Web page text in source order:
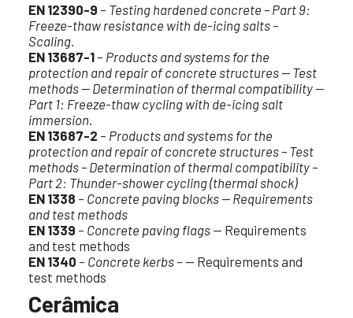
EN 12390-9 – Testing hardened concrete – Part 9:
Freeze-thaw resistance with de-icing salts –
Scaling.
EN 13687-1 – Products and systems for the
protection and repair of concrete structures — Test
methods — Determination of thermal compatibility —
Part 1: Freeze-thaw cycling with de-icing salt
immersion
EN 13687-2 – Products and systems for the
protection and repair of concrete structures – Test
methods – Determination of thermal compatibility –
Part 2: Thunder-shower cycling (thermal shock)
EN 1338 – Concrete paving blocks — Requirements
and test methods
EN 1339 – Concrete paving flags — Requirements
and test methods
EN 1340 – Concrete kerbs – — Requirements and
test methods
Cerâmica